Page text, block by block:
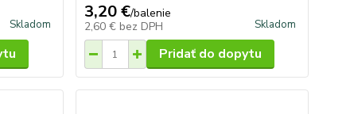
Skladom
3,20 €/balenie
2,60 € bez DPH Skladom
Pridať do dopytu